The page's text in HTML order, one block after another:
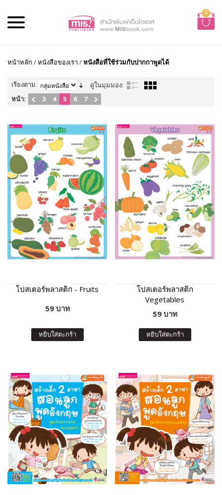
0
หน้าหลัก /หนังสือของเรา /หนังสือที่ใช้ร่วมกับปากกาพูดได้
เรียงตาม
ดูในมุมมอง:
หน้า:
3 4 5 6 7
โปสเตอร์พลาสติก - Fruits
59 บาท
หยิบใส่ตะกร้า
โปสเตอร์พลาสติก
Vegetables
59 บาท
หยิบใส่ตะกร้า